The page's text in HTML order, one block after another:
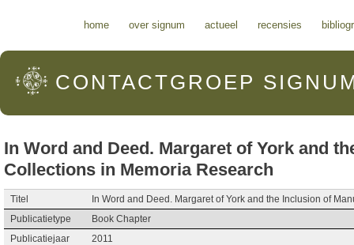
home over signum actueel recensies
CONTACTGROEP
In Word and Deed. Margaret of York and
Collections in Memoria Research
Titel
In Word and Deed. Margaret of York and the Inclusion of
Publicatietype
Book Chapter
Publicatiejaar
2011